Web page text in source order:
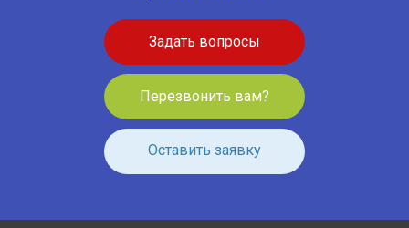
Задать вопросы
Перезвонить вам?
Оставить заявку